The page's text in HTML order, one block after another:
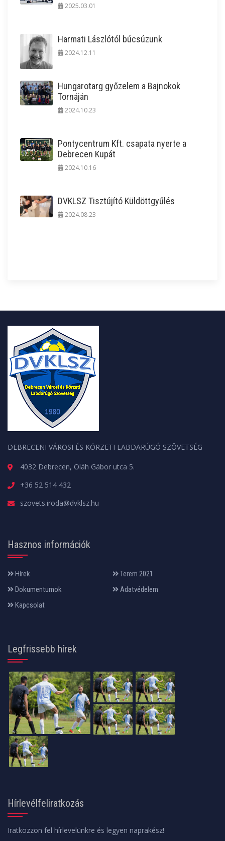
2025.03.01
Harmati Lászlótól búcsúzunk
2024.12.11
Hungarotarg győzelem a Bajnokok
Tornáján
2024.10.23
Pontycentrum Kft. csapata nyerte a
Debrecen Kupát
2024.10.16
DVKLSZ Tisztújító Küldöttgyűlés
2024.08.23
DEBRECENI VÁROSI ÉS KÖRZETI LABDARÚGÓ SZÖVETSÉG
4032 Debrecen, Oláh Gábor utca 5.
+36 52 514 432
szovets.iroda@dvklsz.hu
Hasznos információk
Hírek
Terem 2021
Dokumentumok
Adatvédelem
Kapcsolat
Legfrissebb hírek
Hírlevélfeliratkozás
Iratkozzon fel hírlevelünkre és legyen naprakész!